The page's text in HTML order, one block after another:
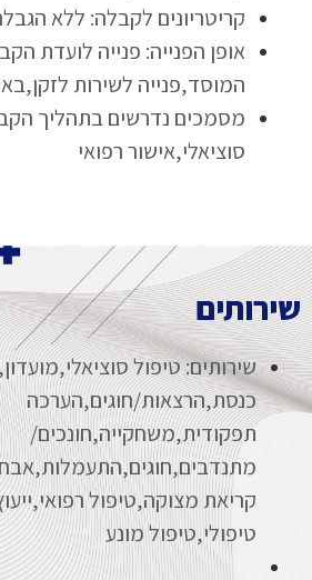
קריטריונים לקבלה: ללא
אופן הפנייה: פנייה לועדת
המוסד,פנייה לשירות
מסמכים נדרשים בתהליך
סוציאלי,אישור רפואי
שירותים
שירותים: טיפול
כנסת,הרצאות/חוגים,הערכה
תפקודית,משחקייה,חונכים/
קריאת מצוקה,טיפול
טיפולי,טיפול מונע